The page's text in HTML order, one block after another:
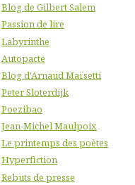
Blog de Gilbert Salem
Passion de lire
Labyrinthe
Autopacte
Blog d'Arnaud Maïsetti
Peter Sloterdijk
Poezibao
Jean-Michel Maulpoix
Le printemps des poètes
Hyperfiction
Rebuts de presse